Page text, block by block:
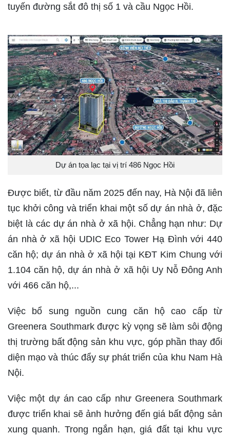
tuyến đường sắt đô thị số 1 và cầu Ngọc Hồi.
Dự án tọa lạc tại vị trí 486 Ngọc Hồi
Được biết, từ đầu năm 2025 đến nay, Hà Nội đã liên
tục khởi công và triển khai một số dự án nhà ở, đặc
biệt là các dự án nhà ở xã hội. Chẳng hạn như: Dự
án nhà ở xã hội UDIC Eco Tower Hạ Đình với 440
căn hộ; dự án nhà ở xã hội tại KĐT Kim Chung với
1.104 căn hộ, dự án nhà ở xã hội Uy Nỗ Đông Anh
với 466 căn hộ,...
Việc bổ sung nguồn cung căn hộ cao cấp từ
Greenera Southmark được kỳ vọng sẽ làm sôi động
thị trường bất động sản khu vực, góp phần thay đổi
diện mạo và thúc đẩy sự phát triển của khu Nam Hà
Nội.
Việc một dự án cao cấp như Greenera Southmark
được triển khai sẽ ảnh hưởng đến giá bất động sản
xung quanh. Trong ngắn hạn, giá đất tại khu vực